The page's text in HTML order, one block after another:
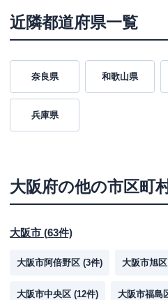
近隣都道府県一覧
奈良県 和歌山県
兵庫県
大阪府の他の市区町
大阪市 (63件)
大阪市阿倍野区 (3件) 大阪市旭区
大阪市中央区 (12件) 大阪市福島